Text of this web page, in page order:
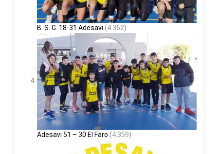
B. S. G. 18-31 Adesavi (4.362)
Adesavi 51 – 30 El Faro (4.359)